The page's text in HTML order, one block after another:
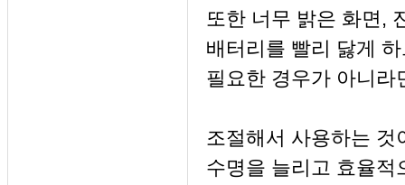
또한 너무 밝은 화면,
배터리를 빨리 닳게
필요한 경우가 아니라
조절해서 사용하는 것
수명을 늘리고 효율적